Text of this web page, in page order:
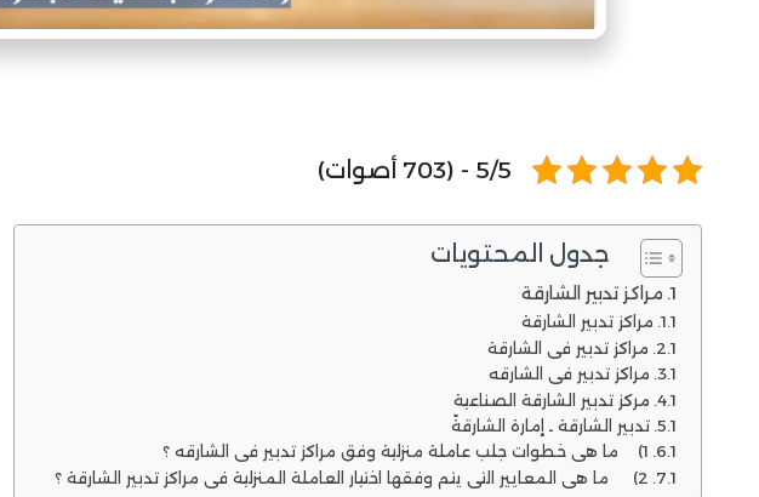
5/5 - (703 أصوات)
جدول المحتويات
مراكز تدبير الشارقة
مراكز تدبير الشارقة
مراكز تدبير في الشارقة
مراكز تدبير في الشارقه
مركز تدبير الشارقة الصناعية
تدبير الشارقة ـ إمارة الشارقةّ
1) ما هي خطوات جلب عاملة منزلية وفق مراكز تدبير في الشارقه ؟
2) ما هي المعايير التي يتم وفقها اختيار العاملة المنزلية في مراكز تدبير الشارقة ؟